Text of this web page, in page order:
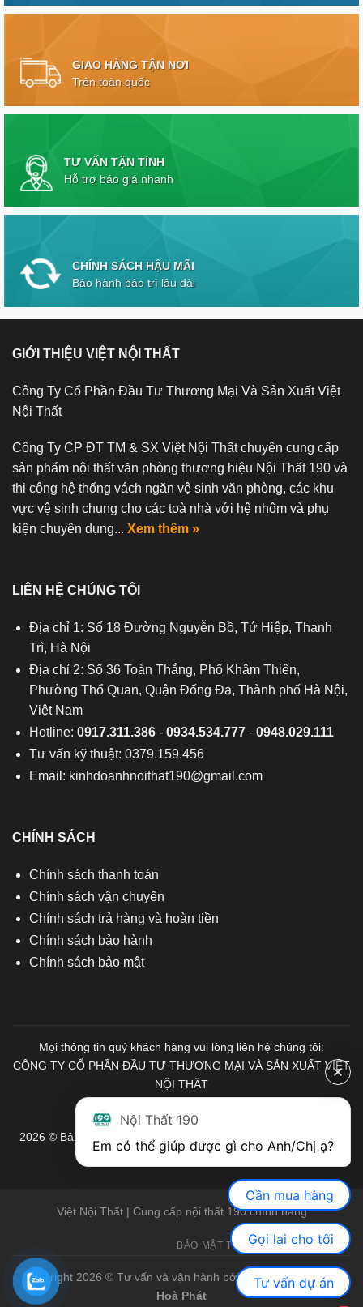
GIAO HÀNG TẬN NƠI
Trên toàn quốc
TƯ VẤN TẬN TÌNH
Hỗ trợ báo giá nhanh
CHÍNH SÁCH HẬU MÃI
Bảo hành bảo trì lâu dài
GIỚI THIỆU VIỆT NỘI THẤT
Công Ty Cổ Phần Đầu Tư Thương Mại Và Sản Xuất Việt
Nội Thất
Công Ty CP ĐT TM & SX Việt Nội Thất chuyên cung cấp
sản phẩm nội thất văn phòng thương hiệu Nội Thất 190 và
thi công hệ thống vách ngăn vệ sinh văn phòng, các khu
vực vệ sinh chung cho các toà nhà với hệ nhôm và phụ
kiện chuyên dụng... Xem thêm »
LIÊN HỆ CHÚNG TÔI
Địa chỉ 1: Số 18 Đường Nguyễn Bồ, Tứ Hiệp, Thanh
Trì, Hà Nội
Địa chỉ 2: Số 36 Toàn Thắng, Phố Khâm Thiên,
Phường Thổ Quan, Quận Đống Đa, Thành phố Hà Nội,
Việt Nam
Hotline: 0917.311.386- 0934.534.777- 0948.029.111
Tư vấn kỹ thuật: 0379.159.456
Email: kinhdoanhnoithat190@gmail.com
CHÍNH SÁCH
Chính sách thanh toán
Chính sách vận chuyển
Chính sách trả hàng và hoàn tiền
Chính sách bảo hành
Chính sách bảo mật
Mọi thông tin quý khách hàng vui lòng liên hệ chúng tôi:
CÔNG TY CỔ PHẦN ĐẦU TƯ THƯƠNG MẠI VÀ SẢN XUẤT VIỆT
NỘI THẤT
2026 © Bản quyền thuộc về Nội Thất 190. Mọi quyền được bảo
lưu.
Việt Nội Thất | Cung cấp nội thất 190 chính hãng
BẢO MẬT THÔNG TIN GIỚI THIỆU
Copyright 2026 © Tư vấn và vận hành bởi Việt Nội Thất |
Bàn
Hoà Phát
Nội Thất 190
Cần mua hàng
Gọi lại cho tôi
Tư vấn dự án